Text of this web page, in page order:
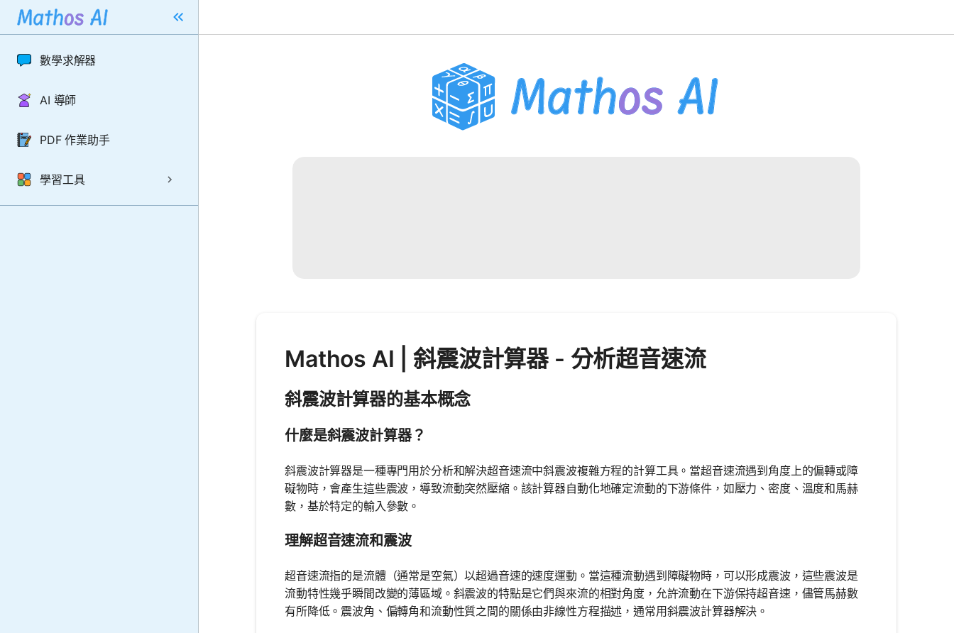
數學求解器
AI 導師
PDF 作業助手
學習工具
Mathos AI | 斜震波計算器 - 分析超音速流
斜震波計算器的基本概念
什麼是斜震波計算器？
斜震波計算器是一種專門用於分析和解決超音速流中斜震波複雜方程的計算工具。當超音速流遇到角度上的偏轉或障
礙物時，會產生這些震波，導致流動突然壓縮。該計算器自動化地確定流動的下游條件，如壓力、密度、溫度和馬赫
數，基於特定的輸入參數。
理解超音速流和震波
超音速流指的是流體（通常是空氣）以超過音速的速度運動。當這種流動遇到障礙物時，可以形成震波，這些震波是
流動特性幾乎瞬間改變的薄區域。斜震波的特點是它們與來流的相對角度，允許流動在下游保持超音速，儘管馬赫數
有所降低。震波角、偏轉角和流動性質之間的關係由非線性方程描述，通常用斜震波計算器解決。